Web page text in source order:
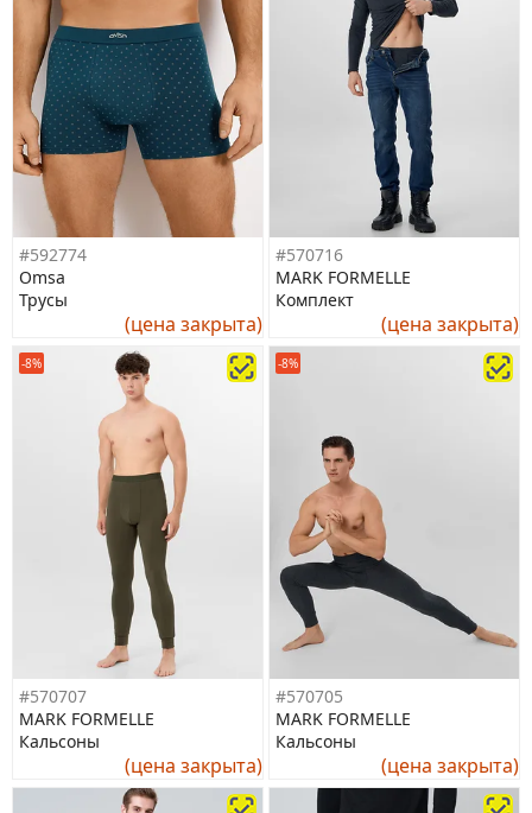
#592774
Omsa
Трусы
(цена закрыта)
#570716
MARK FORMELLE
Комплект
(цена закрыта)
-8%
#570707
MARK FORMELLE
Кальсоны
(цена закрыта)
-8%
#570705
MARK FORMELLE
Кальсоны
(цена закрыта)